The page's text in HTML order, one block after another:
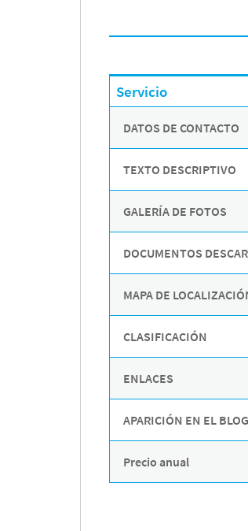
Avisos legales
Mapa de la web
Servicio
DATOS DE CONTACTO
TEXTO DESCRIPTIVO
GALERÍA DE FOTOS
DOCUMENTOS
MAPA DE
CLASIFICACIÓN
ENLACES
APARICIÓN EN EL BLOG
Precio anual